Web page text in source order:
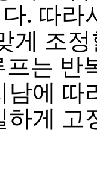
. 따라
게 조
프는 반
남에 따
하게 고